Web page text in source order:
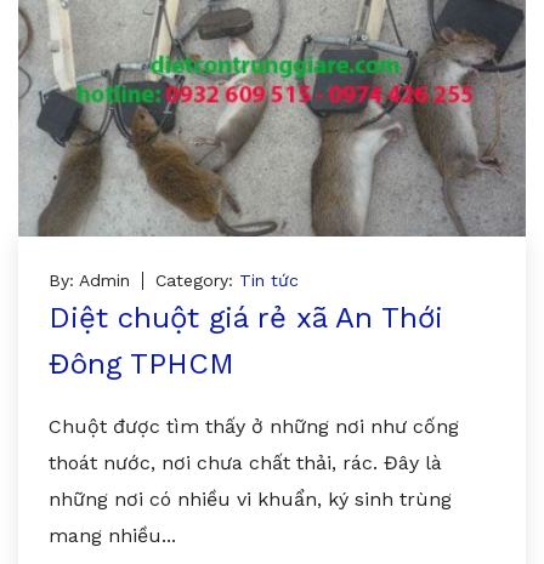
By: Admin Category: Tin tức
Diệt chuột giá rẻ xã An Thới
Đông TPHCM
Chuột được tìm thấy ở những nơi như cống
thoát nước, nơi chưa chất thải, rác. Đây là
những nơi có nhiều vi khuẩn, ký sinh trùng
mang nhiều...